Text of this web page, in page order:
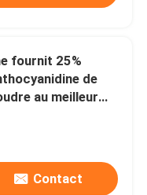
fournit 25%
de
au meilleur
Contact